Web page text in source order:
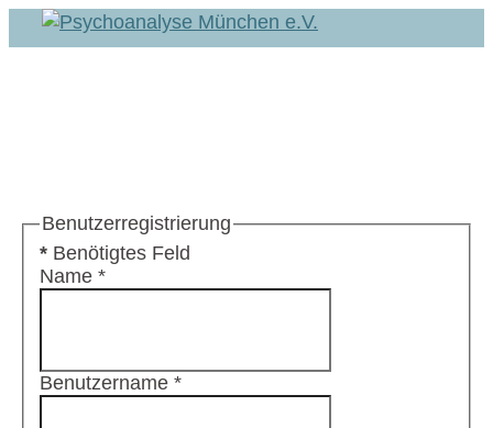
Benutzerregistrierung
*Benötigtes Feld
Name*
Benutzername*